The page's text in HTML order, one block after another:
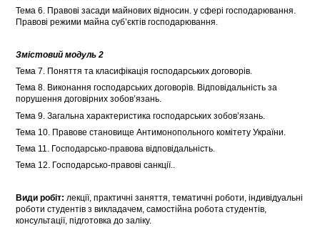
Тема 6. Правові засади майнових відносин. у сфері господарювання.
Правові режими майна суб’єктів господарювання.
Змістовий модуль 2
Тема 7. Поняття та класифікація господарських договорів.
Тема 8. Виконання господарських договорів. Відповідальність за
порушення договірних зобов’язань.
Тема 9. Загальна характеристика господарських зобов’язань.
Тема 10. Правове становище Антимонопольного комітету України.
Тема 11. Господарсько-правова відповідальність.
Тема 12. Господарсько-правові санкції..
Види робіт: лекції, практичні заняття, тематичні роботи, індивідуальні
роботи студентів з викладачем, самостійна робота студентів,
консультації, підготовка до заліку.